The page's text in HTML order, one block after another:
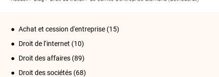
Achat et cession d'entreprise (15)
Droit de l‘internet (10)
Droit des affaires (89)
Droit des sociétés (68)